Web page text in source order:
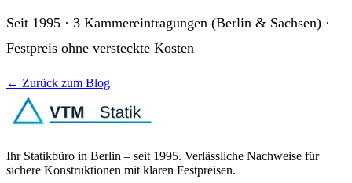
Seit 1995 · 3 Kammereintragungen (Berlin & Sachsen) ·
Festpreis ohne versteckte Kosten
← Zurück zum Blog
Ihr Statikbüro in Berlin – seit 1995. Verlässliche Nachweise für
sichere Konstruktionen mit klaren Festpreisen.